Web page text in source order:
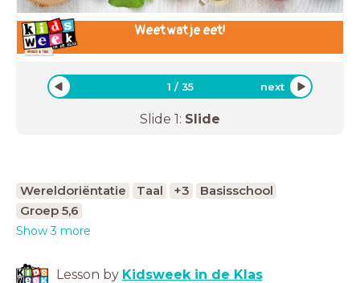
Weet wat je eet!
1 /35 next
Slide 1: Slide
Wereldoriëntatie Taal +3
Basisschool
Groep 5,6
Show 3 more
Lesson by Kidsweek in de Klas